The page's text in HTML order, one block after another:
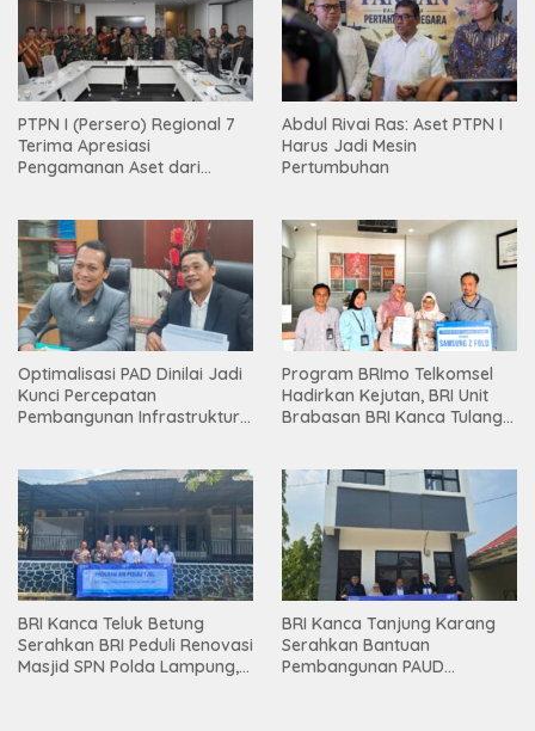
PTPN I (Persero) Regional 7
Terima Apresiasi
Pengamanan Aset dari
Abdul Rivai Ras: Aset PTPN I
Harus Jadi Mesin
Pertumbuhan
Optimalisasi PAD Dinilai Jadi
Kunci Percepatan
Pembangunan Infrastruktur
Program BRImo Telkomsel
Hadirkan Kejutan, BRI Unit
Brabasan BRI Kanca Tulang
Mesuji
BRI Kanca Teluk Betung
Serahkan BRI Peduli Renovasi
Masjid SPN Polda Lampung,
BRI Kanca Tanjung Karang
Serahkan Bantuan
Pembangunan PAUD